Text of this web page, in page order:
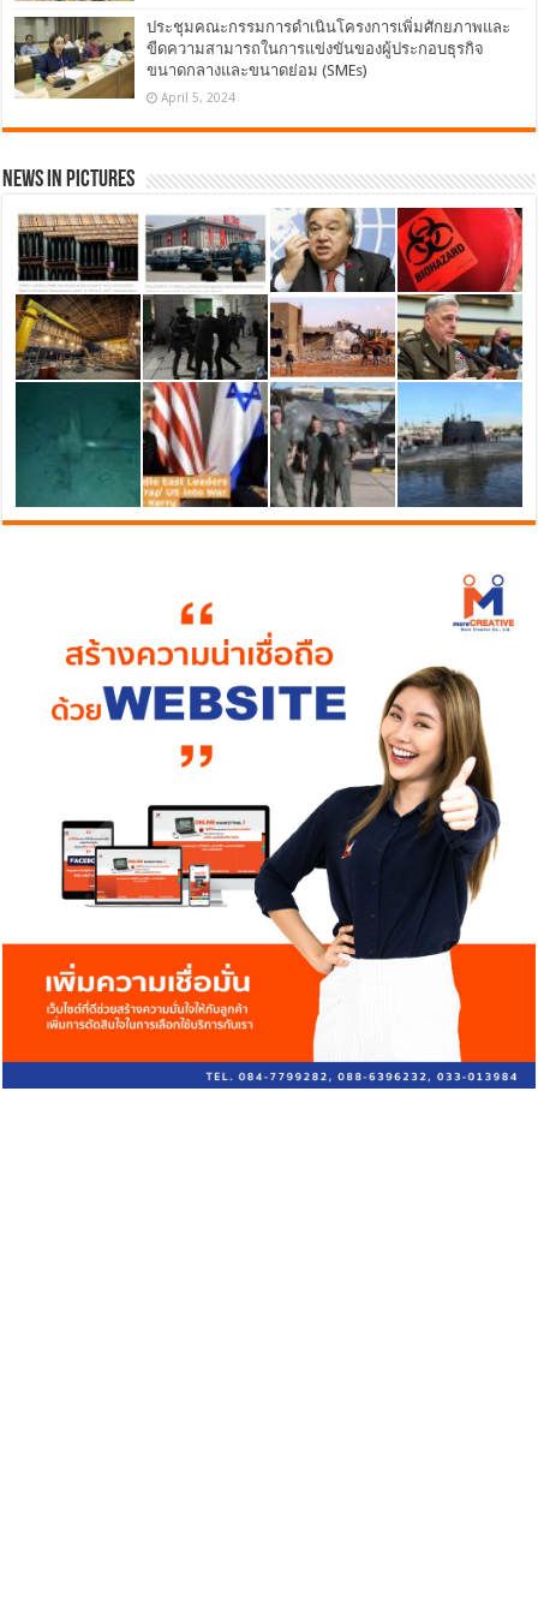
ประชุมคณะกรรมการดำเนินโครงการเพิ่มศักยภาพและ
ขีดความสามารถในการแข่งขันของผู้ประกอบธุรกิจ
ขนาดกลางและขนาดย่อม (SMEs)
April 5, 2024
News in Pictures